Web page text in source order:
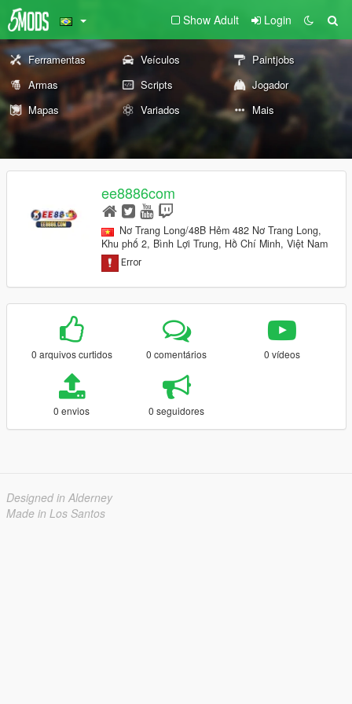
Show Adult Login
Ferramentas Veículos
Paintjobs
Armas
Scripts
Jogador
Mapas
Variados Mais
ee8886com
Nơ Trang Long/48B Hẻm 482 Nơ Trang Long,
Khu phố 2, Bình Lợi Trung, Hồ Chí Minh, Việt Nam
0 arquivos curtidos 0 comentários 0 vídeos
0 envios 0 seguidores
Designed in Alderney
Made in Los Santos